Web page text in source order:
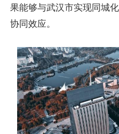
果能够与武汉市实现同城
协同效应。